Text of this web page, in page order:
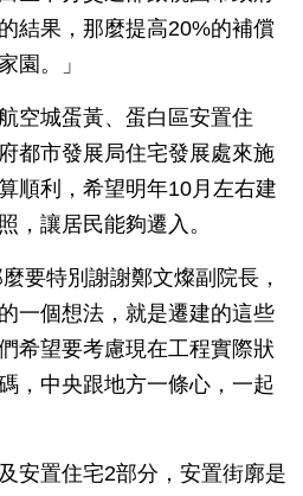
結果，那麼提高20%的補償
園。」
空城蛋黃、蛋白區安置住
都市發展局住宅發展處來施
順利，希望明年10月左右建
，讓居民能夠遷入。
要特別謝謝鄭文燦副院長，
一個想法，就是遷建的這些
希望要考慮現在工程實際狀
，中央跟地方一條心，一起
安置住宅2部分，安置街廓是